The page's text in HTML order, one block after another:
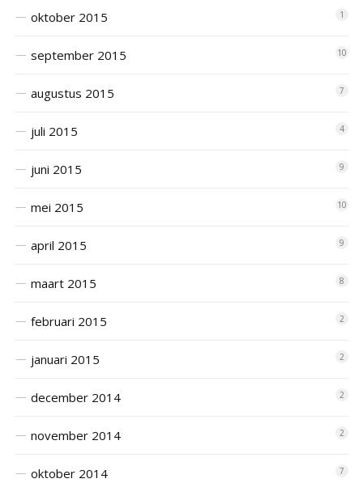
oktober 2015 1
september 2015 10
augustus 2015 7
juli 2015 4
juni 2015 9
mei 2015 10
april 2015 9
maart 2015 8
februari 2015 2
januari 2015 2
december 2014 2
november 2014 2
oktober 2014 7